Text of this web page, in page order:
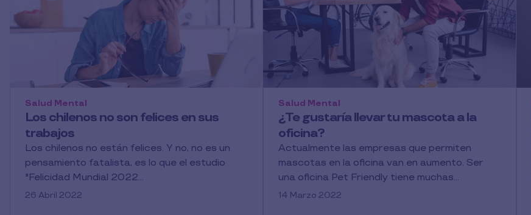
Los chilenos no son felices en sus
trabajos
Salud Mental
Los chilenos no están felices. Y no, no es un
pensamiento fatalista, es lo que el estudio
"Felicidad Mundial 2022...
26 Abril 2022
¿Te gustaría llevar tu mascota a la
oficina?
Salud Mental
Actualmente las empresas que permiten
mascotas en la oficina van en aumento. Ser
una oficina Pet Friendly tiene muchas...
14 Marzo 2022